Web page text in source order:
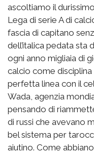
ascoltiamo il
Lega di serie A di
fascia di capitano
dell’italica pedata
ogni anno migliaia di
calcio come disciplina
perfetta linea con il
Wada, agenzia
pensando di
di russi che avevano
bel sistema per
aiutino. Come